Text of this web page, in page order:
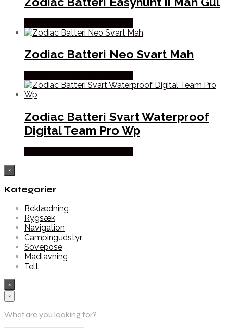
Zodiac Batteri Neo Svart Mah
Zodiac Batteri Svart Waterproof
Digital Team Pro Wp
×
Kategorier
Beklædning
Rygsæk
Navigation
Campingudstyr
Sovepose
Madlavning
Telt
×
×
What are you looking for?